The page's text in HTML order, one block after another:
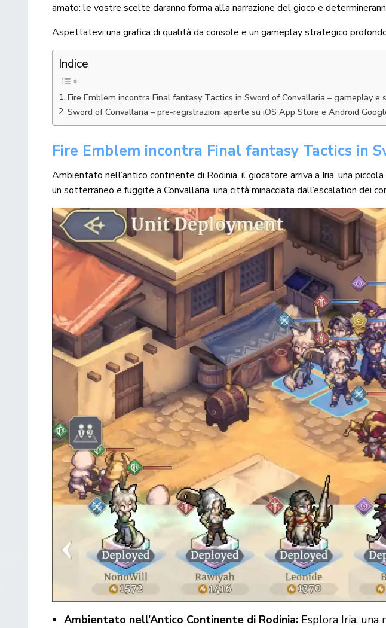
amato: le vostre scelte daranno forma alla narrazione del gioco e
Aspettatevi una grafica di qualità da console e un gameplay strategico
Indice
Fire Emblem incontra Final fantasy Tactics in Sword of Convallaria – gameplay e
Sword of Convallaria – pre-registrazioni aperte su iOS App Store e Android
Fire Emblem incontra Final fantasy Tactics in
Ambientato nell’antico continente di Rodinia, il giocatore arriva a Iria, una
un sotterraneo e fuggite a Convallaria, una città minacciata dall’escalation dei
Ambientato nell’Antico Continente di Rodinia: Esplora Iria, una